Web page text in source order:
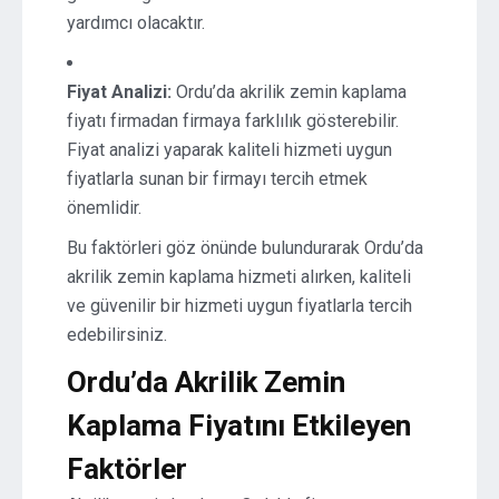
yardımcı olacaktır.
Fiyat Analizi: Ordu’da akrilik zemin kaplama
fiyatı firmadan firmaya farklılık gösterebilir.
Fiyat analizi yaparak kaliteli hizmeti uygun
fiyatlarla sunan bir firmayı tercih etmek
önemlidir.
Bu faktörleri göz önünde bulundurarak Ordu’da
akrilik zemin kaplama hizmeti alırken, kaliteli
ve güvenilir bir hizmeti uygun fiyatlarla tercih
edebilirsiniz.
Ordu’da Akrilik Zemin
Kaplama Fiyatını Etkileyen
Faktörler